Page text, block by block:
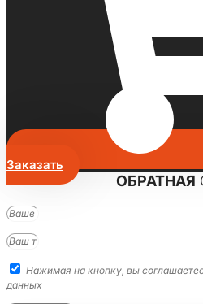
Заказать
ОБРАТНАЯ
Нажимая на кнопку, вы
данных